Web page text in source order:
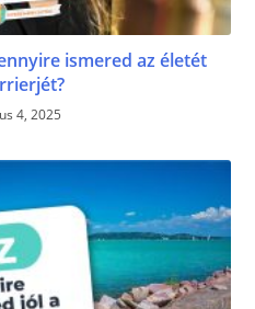
ismered az életét
4, 2025